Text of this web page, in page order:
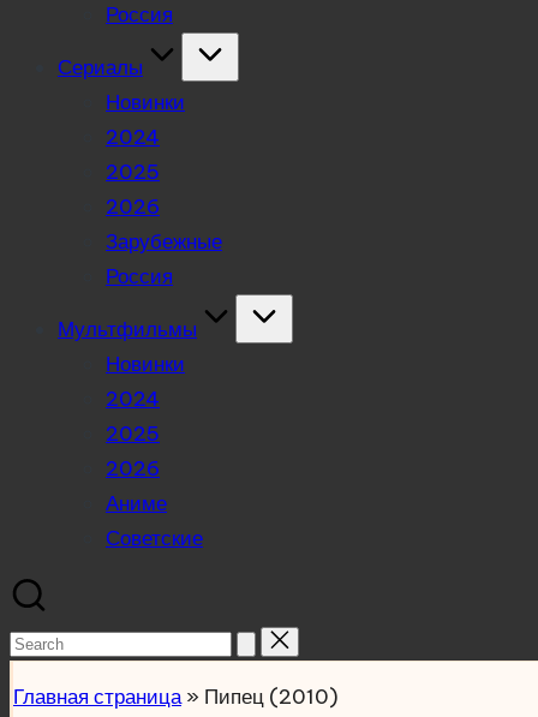
Россия
Сериалы
Новинки
2024
2025
2026
Зарубежные
Россия
Мультфильмы
Новинки
2024
2025
2026
Аниме
Советские
Search
Главная страница» Пипец (2010)